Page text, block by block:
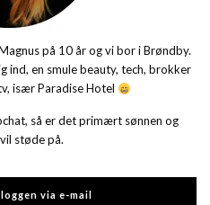
på 10 år og vi bor i Brøndby.
ind, en smule beauty, tech, brokker
især Paradise Hotel
så er det primært sønnen og
støde på.
via e-mail